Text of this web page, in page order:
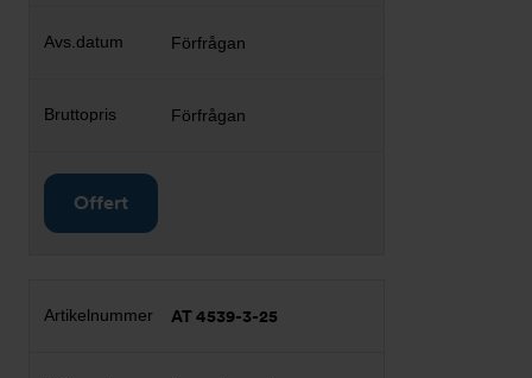
Förfrågan
Förfrågan
Offert
AT 4539-3-25